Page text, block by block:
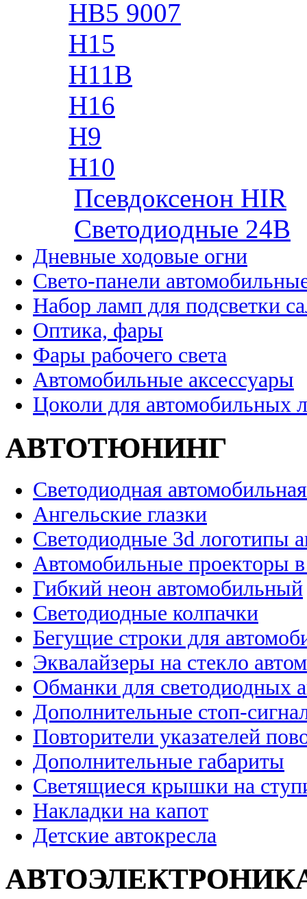
HB5 9007
H15
H11B
H16
H9
H10
Псевдоксенон HIR
Cветодиодные 24B
Дневные ходовые огни
Свето-панели
Набор ламп для подсветки
Оптика, фары
Фары рабочего света
Автомобильные аксессуары
Цоколи для автомобильных
АВТОТЮНИНГ
Светодиодная
Ангельские глазки
Светодиодные 3d логотипы
Автомобильные проекторы
Гибкий неон автомобильный
Светодиодные колпачки
Бегущие строки для
Эквалайзеры на стекло
Обманки для светодиодных
Дополнительные стоп-
Повторители указателей
Дополнительные габариты
Светящиеся крышки на
Накладки на капот
Детские автокресла